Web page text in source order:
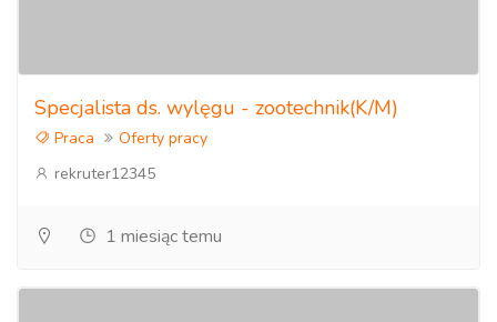
Specjalista ds. wylęgu - zootechnik(K/M)
Praca
Oferty pracy
rekruter12345
1 miesiąc temu